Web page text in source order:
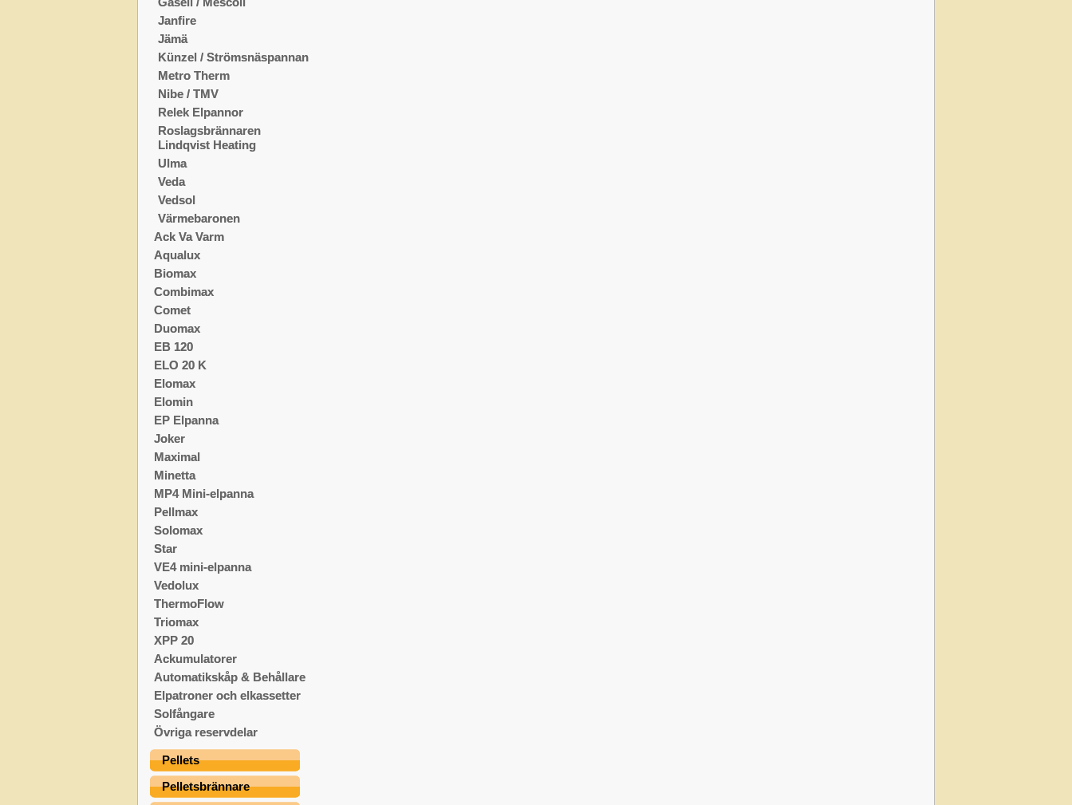
Janfire
Jämä
Künzel / Strömsnäspannan
Metro Therm
Nibe / TMV
Relek Elpannor
Roslagsbrännaren
Lindqvist Heating
Ulma
Veda
Vedsol
Värmebaronen
Ack Va Varm
Aqualux
Biomax
Combimax
Comet
Duomax
EB 120
ELO 20 K
Elomax
Elomin
EP Elpanna
Joker
Maximal
Minetta
MP4 Mini-elpanna
Pellmax
Solomax
Star
VE4 mini-elpanna
Vedolux
ThermoFlow
Triomax
XPP 20
Ackumulatorer
Automatikskåp & Behållare
Elpatroner och elkassetter
Solfångare
Övriga reservdelar
Pellets
Pelletsbrännare